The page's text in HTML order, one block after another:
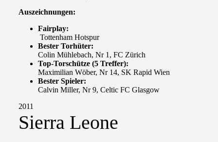
Auszeichnungen:
Fairplay:
Tottenham Hotspur
Bester Torhüter:
Colin Mühlebach, Nr 1, FC Zürich
Top-Torschütze (5 Treffer):
Maximilian Wöber, Nr 14, SK Rapid Wien
Bester Spieler:
Calvin Miller, Nr 9, Celtic FC Glasgow
2011
Sierra Leone